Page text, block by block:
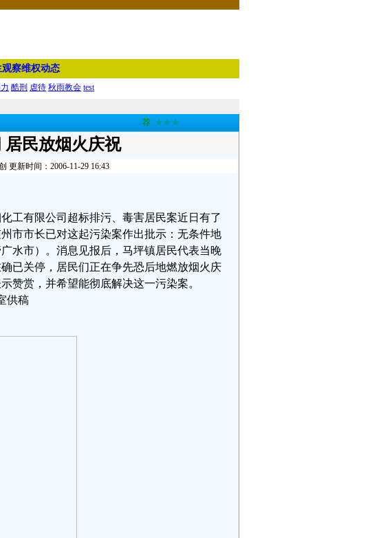
观察维权动态
酷刑 虐待 秋雨教会 test
荐 ★★★
居民放烟火庆祝
更新时间：2006-11-29 16:43
工有限公司超标排污、毒害居民案近日有了
市市长已对这起污染案作出批示：无条件地
水市）。消息见报后，马坪镇居民代表当晚
已关停，居民们正在争先恐后地燃放烟火庆
赞赏，并希望能彻底解决这一污染案。
稿